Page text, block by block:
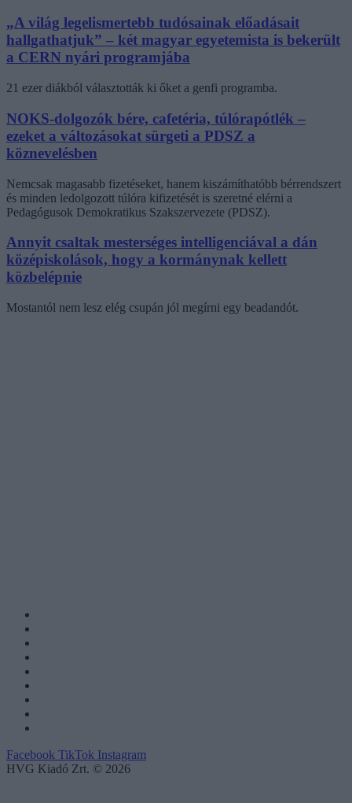
„A világ legelismertebb tudósainak előadásait
hallgathatjuk” – két magyar egyetemista is bekerült
a CERN nyári programjába
21 ezer diákból választották ki őket a genfi programba.
NOKS-dolgozók bére, cafetéria, túlórapótlék –
ezeket a változásokat sürgeti a PDSZ a
köznevelésben
Nemcsak magasabb fizetéseket, hanem kiszámíthatóbb bérrendszert
és minden ledolgozott túlóra kifizetését is szeretné elérni a
Pedagógusok Demokratikus Szakszervezete (PDSZ).
Annyit csaltak mesterséges intelligenciával a dán
középiskolások, hogy a kormánynak kellett
közbelépnie
Mostantól nem lesz elég csupán jól megírni egy beadandót.
Facebook TikTok Instagram
HVG Kiadó Zrt. © 2026